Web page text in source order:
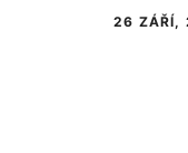
26 ZÁŘÍ,